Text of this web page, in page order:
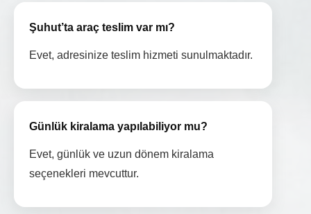
Şuhut’ta araç teslim var mı?
Evet, adresinize teslim hizmeti sunulmaktadır.
Günlük kiralama yapılabiliyor mu?
Evet, günlük ve uzun dönem kiralama
seçenekleri mevcuttur.